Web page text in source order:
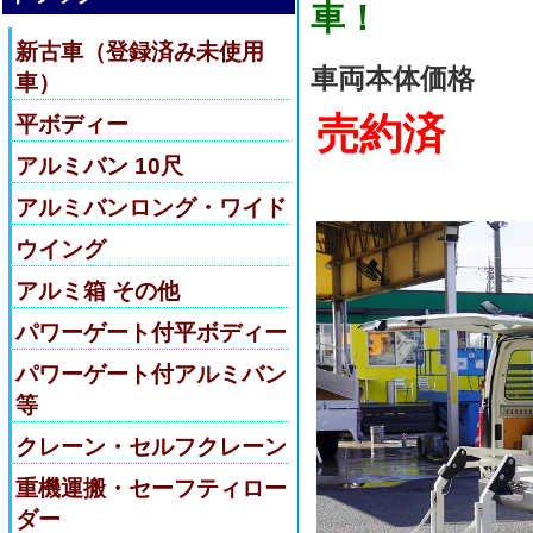
新古車（登録済み未使用
車）
平ボディー
アルミバン 10尺
アルミバンロング・ワイド
ウイング
アルミ箱 その他
パワーゲート付平ボディー
パワーゲート付アルミバン
等
クレーン・セルフクレーン
重機運搬・セーフティロー
ダー
車！
車両本体価格
売約済